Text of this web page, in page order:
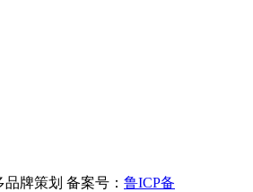
牌策划 备案号： 鲁ICP备